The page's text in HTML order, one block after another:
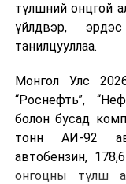
түлшний онцгой
үйлдвэр,
танилцууллаа.
Монгол Улс
“Роснефть”,
болон бусад
тонн АИ-92
автобензин,
онгоцны түлш